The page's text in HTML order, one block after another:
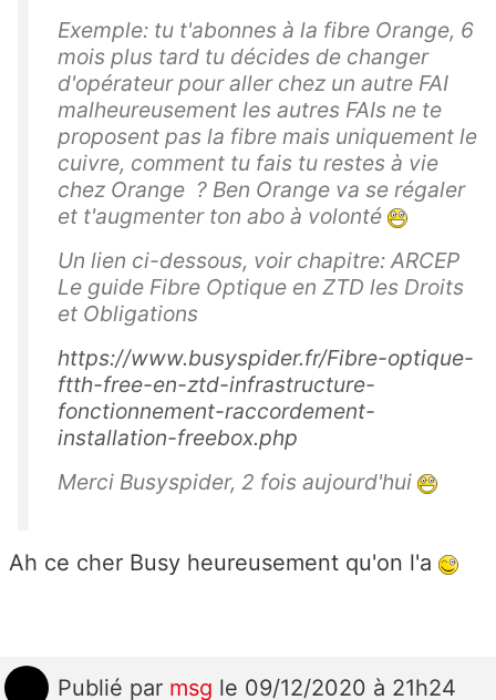
Exemple: tu t'abonnes à la fibre Orange, 6
mois plus tard tu décides de changer
d'opérateur pour aller chez un autre FAI
malheureusement les autres FAIs ne te
proposent pas la fibre mais uniquement le
cuivre, comment tu fais tu restes à vie
chez Orange ? Ben Orange va se régaler
et t'augmenter ton abo à volonté
Un lien ci-dessous, voir chapitre: ARCEP
Le guide Fibre Optique en ZTD les Droits
et Obligations
https://www.busyspider.fr/Fibre-optique-
ftth-free-en-ztd-infrastructure-
fonctionnement-raccordement-
installation-freebox.php
Merci Busyspider, 2 fois aujourd'hui
Ah ce cher Busy heureusement qu'on l'a
Publié par msg le 09/12/2020 à 21h24